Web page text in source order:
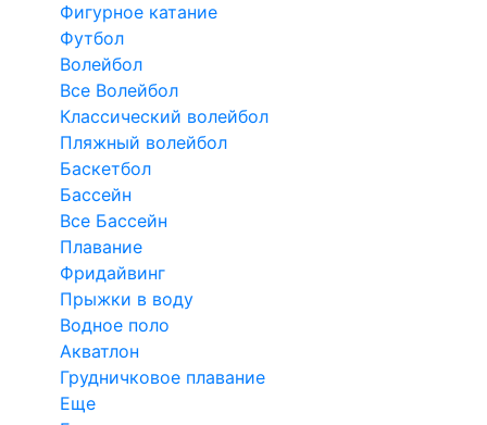
Фигурное катание
Футбол
Волейбол
Все Волейбол
Классический волейбол
Пляжный волейбол
Баскетбол
Бассейн
Все Бассейн
Плавание
Фридайвинг
Прыжки в воду
Водное поло
Акватлон
Грудничковое плавание
Еще